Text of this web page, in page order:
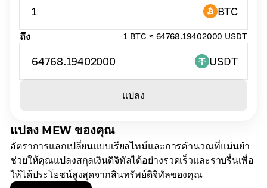
แปลง MEW ของคุณ
อัตราการแลกเปลี่ยนแบบเรียลไทม์และการคำนวณที่แม่นยำ
ช่วยให้คุณแปลงสกุลเงินดิจิทัลได้อย่างรวดเร็วและราบรื่นเพื่อ
ให้ได้ประโยชน์สูงสุดจากสินทรัพย์ดิจิทัลของคุณ
1 BTC
ถึง 1 BTC ≈ 64768.19402000 USDT
64768.19402000 USDT
แปลง